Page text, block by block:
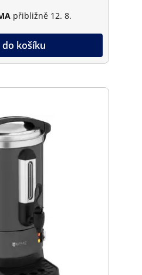
přibližně 12. 8.
do košíku